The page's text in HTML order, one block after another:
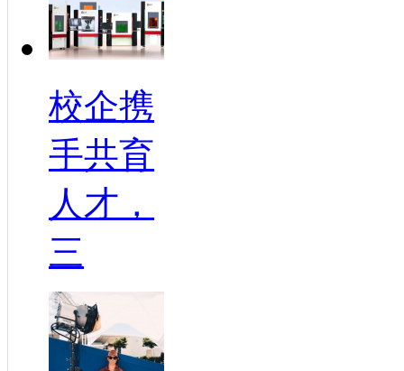
校企携
手共育
人才，
三